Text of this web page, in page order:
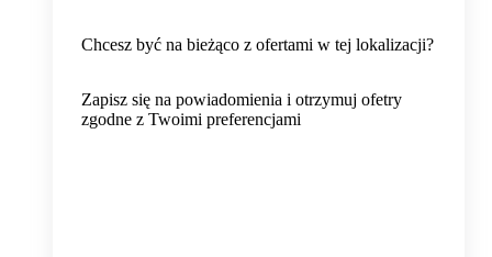
Chcesz być na bieżąco z ofertami w tej lokalizacji?
Zapisz się na powiadomienia i otrzymuj ofetry
zgodne z Twoimi preferencjami